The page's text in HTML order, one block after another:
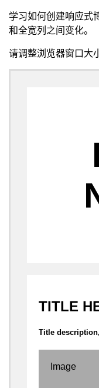
学习如何创建响应式
和全宽列之间变化。
请调整浏览器窗口大